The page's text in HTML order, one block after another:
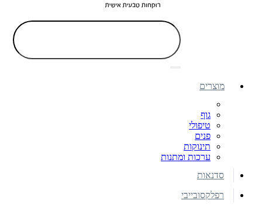
מוצרים
גוף
טיפולי
פנים
תינוקות
ערכות ומתנות
סדנאות
רפלקסובייבי